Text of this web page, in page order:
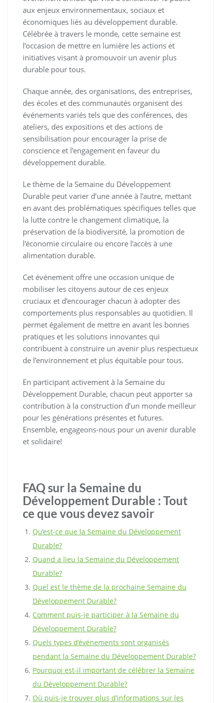
aux enjeux environnementaux, sociaux et
économiques liés au développement durable.
Célébrée à travers le monde, cette semaine est
l’occasion de mettre en lumière les actions et
initiatives visant à promouvoir un avenir plus
durable pour tous.
Chaque année, des organisations, des entreprises,
des écoles et des communautés organisent des
événements variés tels que des conférences, des
ateliers, des expositions et des actions de
sensibilisation pour encourager la prise de
conscience et l’engagement en faveur du
développement durable.
Le thème de la Semaine du Développement
Durable peut varier d’une année à l’autre, mettant
en avant des problématiques spécifiques telles que
la lutte contre le changement climatique, la
préservation de la biodiversité, la promotion de
l’économie circulaire ou encore l’accès à une
alimentation durable.
Cet événement offre une occasion unique de
mobiliser les citoyens autour de ces enjeux
cruciaux et d’encourager chacun à adopter des
comportements plus responsables au quotidien. Il
permet également de mettre en avant les bonnes
pratiques et les solutions innovantes qui
contribuent à construire un avenir plus respectueux
de l’environnement et plus équitable pour tous.
En participant activement à la Semaine du
Développement Durable, chacun peut apporter sa
contribution à la construction d’un monde meilleur
pour les générations présentes et futures.
Ensemble, engageons-nous pour un avenir durable
et solidaire!
FAQ sur la Semaine du
Développement Durable : Tout
ce que vous devez savoir
Qu’est-ce que la Semaine du Développement
Durable?
Quand a lieu la Semaine du Développement
Durable?
Quel est le thème de la prochaine Semaine du
Développement Durable?
Comment puis-je participer à la Semaine du
Développement Durable?
Quels types d’événements sont organisés
pendant la Semaine du Développement Durable?
Pourquoi est-il important de célébrer la Semaine
du Développement Durable?
Où puis-je trouver plus d’informations sur les